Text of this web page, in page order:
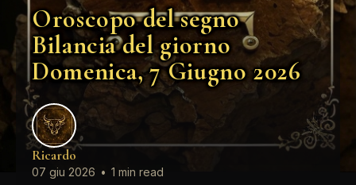
Oroscopo del segno
Bilancia del giorno
Domenica, 7 Giugno 2026
Ricardo
07 giu 2026 • 1 min read